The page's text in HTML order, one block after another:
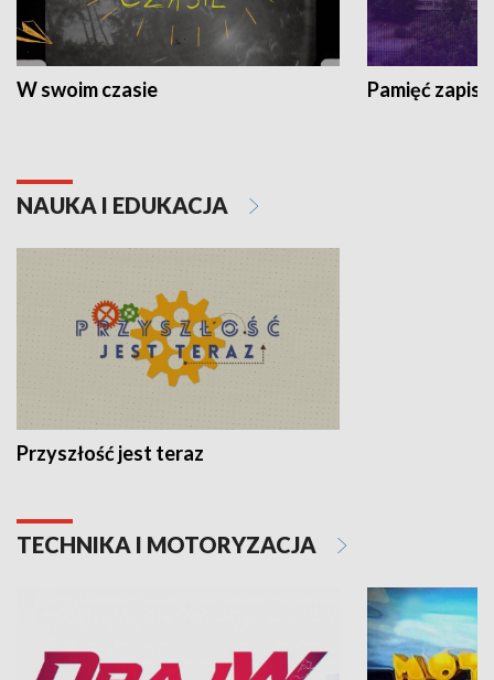
W swoim czasie Pamięć
NAUKA I EDUKACJA
Przyszłość jest teraz
TECHNIKA I MOTORYZACJA